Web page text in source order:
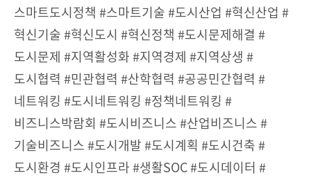
스마트도시정책 #스마트기술 #도시산업 #혁신산업 #
혁신기술 #혁신도시 #혁신정책 #도시문제해결 #
도시문제 #지역활성화 #지역경제 #지역상생 #
도시협력 #민관협력 #산학협력 #공공민간협력 #
네트워킹 #도시네트워킹 #정책네트워킹 #
비즈니스박람회 #도시비즈니스 #산업비즈니스 #
기술비즈니스 #도시개발 #도시계획 #도시건축 #
도시환경 #도시인프라 #생활SOC #도시데이터 #